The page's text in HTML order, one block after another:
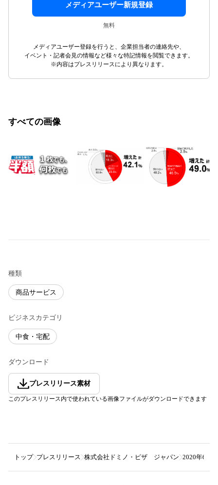
メディアユーザー新規登録
無料
メディアユーザー登録を行うと、企業担当者の連絡先や、
イベント・記者会見の情報など様々な特記情報を閲覧できます。
※内容はプレスリリースにより異なります。
すべての画像
種類
商品サービス
ビジネスカテゴリ
中食・宅配
ダウンロード
プレスリリース素材
このプレスリリース内で使われている画像ファイルがダウンロードできます
トップ プレスリリース 株式会社ドミノ・ピザ ジャパン 2020年6月